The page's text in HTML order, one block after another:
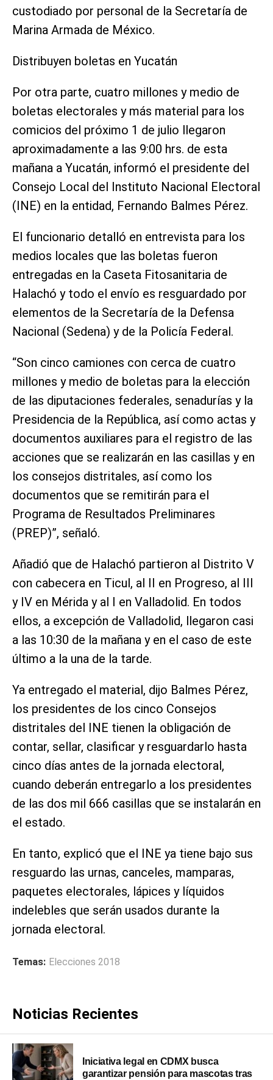
custodiado por personal de la Secretaría de
Marina Armada de México.
Distribuyen boletas en Yucatán
Por otra parte, cuatro millones y medio de
boletas electorales y más material para los
comicios del próximo 1 de julio llegaron
aproximadamente a las 9:00 hrs. de esta
mañana a Yucatán, informó el presidente del
Consejo Local del Instituto Nacional Electoral
(INE) en la entidad, Fernando Balmes Pérez.
El funcionario detalló en entrevista para los
medios locales que las boletas fueron
entregadas en la Caseta Fitosanitaria de
Halachó y todo el envío es resguardado por
elementos de la Secretaría de la Defensa
Nacional (Sedena) y de la Policía Federal.
“Son cinco camiones con cerca de cuatro
millones y medio de boletas para la elección
de las diputaciones federales, senadurías y la
Presidencia de la República, así como actas y
documentos auxiliares para el registro de las
acciones que se realizarán en las casillas y en
los consejos distritales, así como los
documentos que se remitirán para el
Programa de Resultados Preliminares
(PREP)”, señaló.
Añadió que de Halachó partieron al Distrito V
con cabecera en Ticul, al II en Progreso, al III
y IV en Mérida y al I en Valladolid. En todos
ellos, a excepción de Valladolid, llegaron casi
a las 10:30 de la mañana y en el caso de este
último a la una de la tarde.
Ya entregado el material, dijo Balmes Pérez,
los presidentes de los cinco Consejos
distritales del INE tienen la obligación de
contar, sellar, clasificar y resguardarlo hasta
cinco días antes de la jornada electoral,
cuando deberán entregarlo a los presidentes
de las dos mil 666 casillas que se instalarán en
el estado.
En tanto, explicó que el INE ya tiene bajo sus
resguardo las urnas, canceles, mamparas,
paquetes electorales, lápices y líquidos
indelebles que serán usados durante la
jornada electoral.
Temas: Elecciones 2018
Noticias Recientes
Iniciativa legal en CDMX busca
garantizar pensión para mascotas tras